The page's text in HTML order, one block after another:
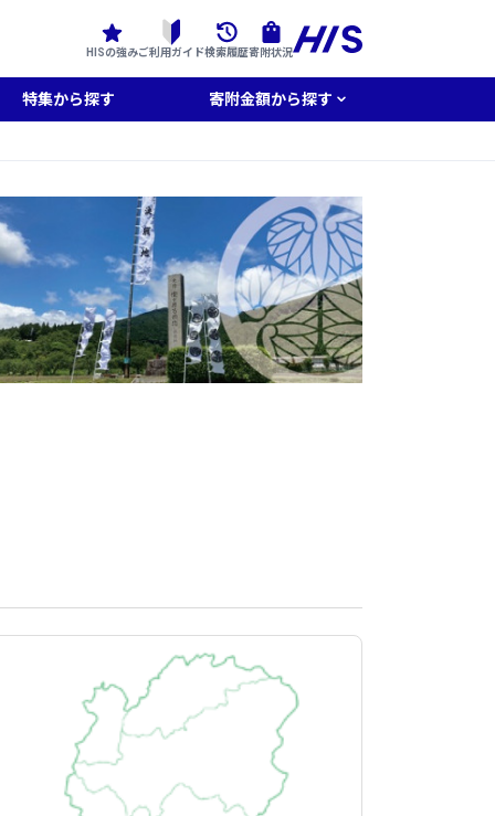
HISの強みご利用ガイド検索履歴寄附状況
特集から探す 寄附金額から探す